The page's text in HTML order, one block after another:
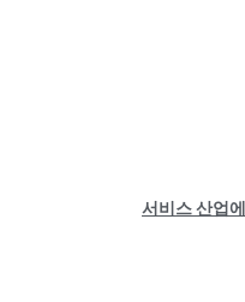
서비스 산업